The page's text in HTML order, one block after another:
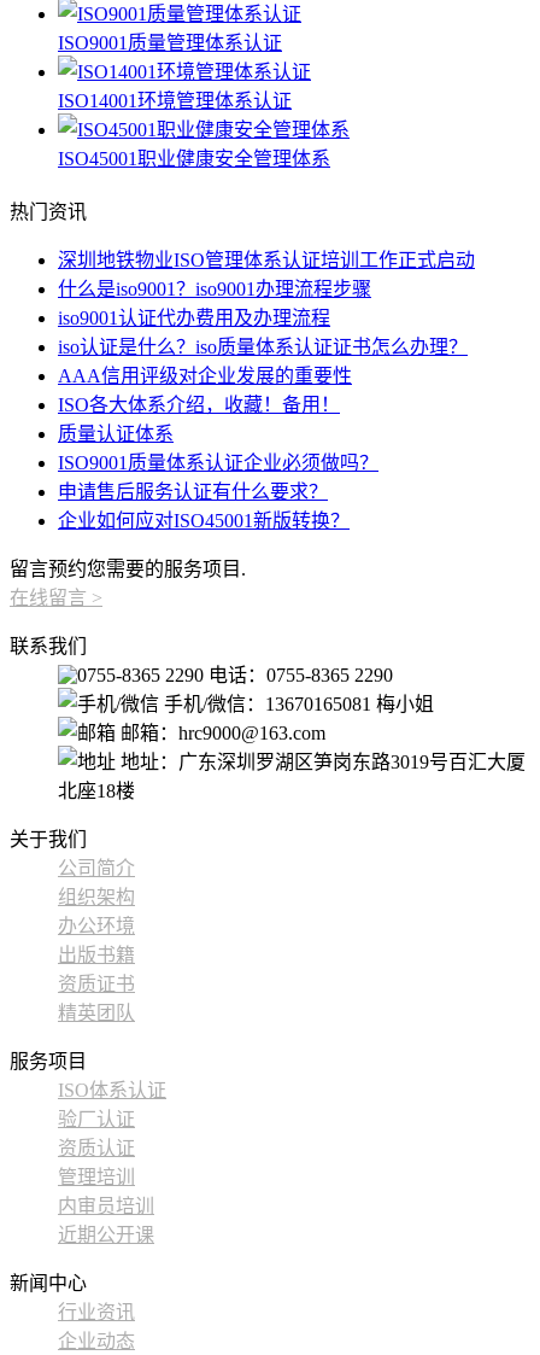
ISO9001质量管理体系认证
ISO14001环境管理体系认证
ISO45001职业健康安全管理体系
热门资讯
深圳地铁物业ISO管理体系认证培训工作正式启动
什么是iso9001？iso9001办理流程步骤
iso9001认证代办费用及办理流程
iso认证是什么？iso质量体系认证证书怎么办理？
AAA信用评级对企业发展的重要性
ISO各大体系介绍，收藏！备用！
质量认证体系
ISO9001质量体系认证企业必须做吗？
申请售后服务认证有什么要求？
企业如何应对ISO45001新版转换？
留言预约您需要的服务项目.
在线留言 >
联系我们
电话：0755-8365 2290
手机/微信：13670165081 梅小姐
邮箱：hrc9000@163.com
地址：广东深圳罗湖区笋岗东路3019号百汇大厦
北座18楼
关于我们
公司简介
组织架构
办公环境
出版书籍
资质证书
精英团队
服务项目
ISO体系认证
验厂认证
资质认证
管理培训
内审员培训
近期公开课
新闻中心
行业资讯
企业动态